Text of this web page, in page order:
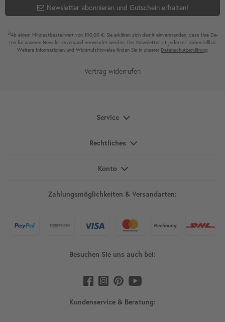
Newsletter abonnieren und Gutschein erhalten!
2)Ab einem Mindest­bestell­wert von 100,00 €. Sie erklären sich damit ein­ver­standen, dass Ihre Da­
ten für unseren News­letter­versand ver­wen­det werden. Der News­letter ist jeder­zeit ab­bestel­lbar.
Weitere Infor­mationen und Wider­rufshin­weise finden Sie in unserer Daten­schutz­erklärung
Vertrag widerrufen
Service
Rechtliches
Konto
Zahlungsmöglichkeiten & Versandarten:
Besuchen Sie uns auch bei:
Kundenservice & Beratung: